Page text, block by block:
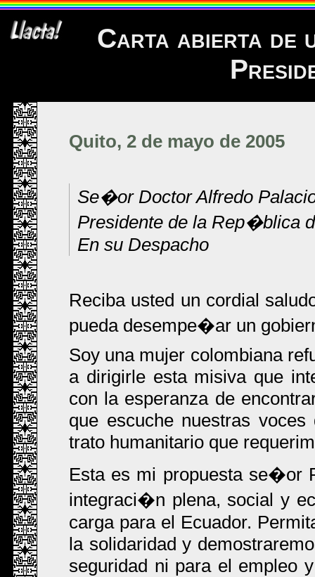
Carta abierta de
Quito, 2 de mayo de 2005
Se�or Doctor Alfredo
Presidente de la Rep�blica
En su Despacho
Reciba usted un cordial
pueda desempe�ar un
Soy una mujer colombiana
a dirigirle esta misiva que
con la esperanza de
que escuche nuestras
trato humanitario que
Esta es mi propuesta se�or
integraci�n plena, social y
carga para el Ecuador.
la solidaridad y
seguridad ni para el empleo